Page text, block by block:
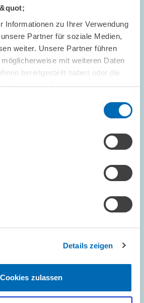
Informationen zu Ihrer Verwendung
Partner für soziale Medien,
weiter. Unsere Partner führen
mit weiteren Daten
bereitgestellt haben oder die
Nutzung der Dienste gesammelt
Details zeigen
Cookies zulassen
gefragt
hat Deutschland seinen Rückstand
Informations- und
Unternehmensübernahmen sicherstellen
Anteilseignern und Beschäftigten
kurz. Sein…